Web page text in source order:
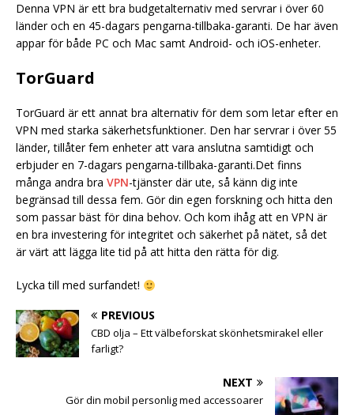
Denna VPN är ett bra budgetalternativ med servrar i över 60
länder och en 45-dagars pengarna-tillbaka-garanti. De har även
appar för både PC och Mac samt Android- och iOS-enheter.
TorGuard
TorGuard är ett annat bra alternativ för dem som letar efter en
VPN med starka säkerhetsfunktioner. Den har servrar i över 55
länder, tillåter fem enheter att vara anslutna samtidigt och
erbjuder en 7-dagars pengarna-tillbaka-garanti.Det finns
många andra bra VPN-tjänster där ute, så känn dig inte
begränsad till dessa fem. Gör din egen forskning och hitta den
som passar bäst för dina behov. Och kom ihåg att en VPN är
en bra investering för integritet och säkerhet på nätet, så det
är värt att lägga lite tid på att hitta den rätta för dig.
Lycka till med surfandet!
PREVIOUS
CBD olja – Ett välbeforskat skönhetsmirakel eller
farligt?
NEXT
Gör din mobil personlig med accessoarer